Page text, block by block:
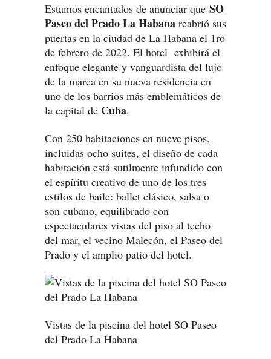
Estamos encantados de anunciar que SO
Paseo del Prado La Habana reabrió sus
puertas en la ciudad de La Habana el 1ro
de febrero de 2022. El hotel exhibirá el
enfoque elegante y vanguardista del lujo
de la marca en su nueva residencia en
uno de los barrios más emblemáticos de
la capital de Cuba.
Con 250 habitaciones en nueve pisos,
incluidas ocho suites, el diseño de cada
habitación está sutilmente infundido con
el espíritu creativo de uno de los tres
estilos de baile: ballet clásico, salsa o
son cubano, equilibrado con
espectaculares vistas del piso al techo
del mar, el vecino Malecón, el Paseo del
Prado y el amplio patio del hotel.
Vistas de la piscina del hotel SO Paseo
del Prado La Habana